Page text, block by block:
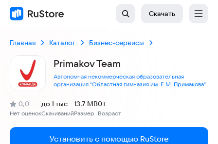
Скачать
Главная Каталог Бизнес-сервисы
Primakov Team
Автономная некоммерческая образовательная
организация "Областная гимназия им. Е.М. Примакова"
Рейтинг:
0,0
(
Нет оценок
)
Скачиваний
до 1 тыс
Размер
13.7 MB
Возраст
0+
Установить с помощью RuStore